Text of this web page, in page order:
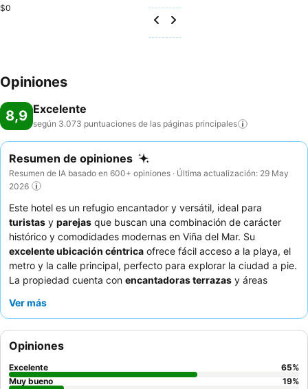
$0
Opiniones
8,9 Excelente
según 3.073 puntuaciones de las páginas principales
Resumen de opiniones
Resumen de IA basado en 600+ opiniones · Última actualización: 29 May
2026
Este hotel es un refugio encantador y versátil, ideal para
turistas y parejas que buscan una combinación de carácter
histórico y comodidades modernas en Viña del Mar. Su
excelente ubicación céntrica ofrece fácil acceso a la playa, el
metro y la calle principal, perfecto para explorar la ciudad a pie.
La propiedad cuenta con encantadoras terrazas y áreas
huéspedes elogian constantemente al
experiencia verdaderamente única, considere solicitar una
habitación en las secciones más antiguas de madera del edificio
para sumergirse por completo en el ambiente histórico del hotel.
Ver más
Opiniones
Excelente 65%
Muy bueno
19%